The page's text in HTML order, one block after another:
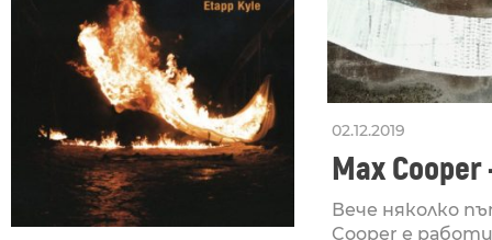
02.12.2019
Max Cooper
Вече няколко
Cooper е